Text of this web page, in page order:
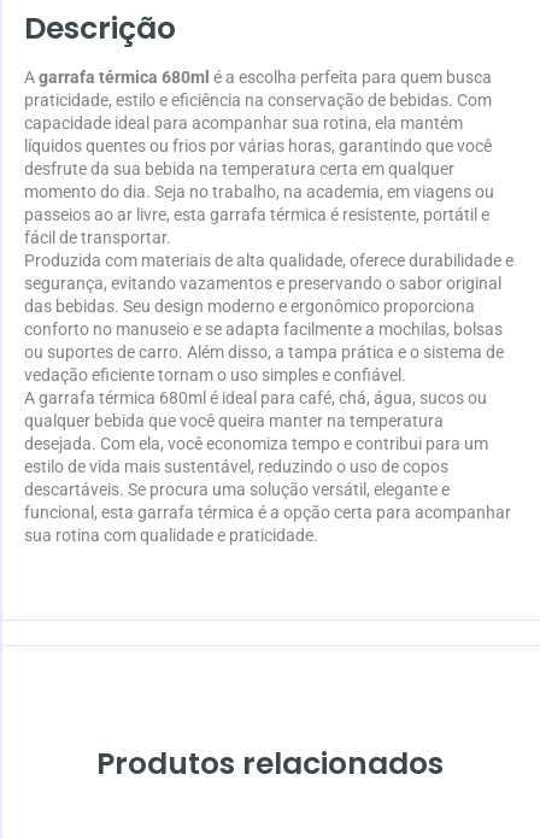
Descrição
Agarrafa térmica 680ml é a escolha perfeita para quem busca
praticidade, estilo e eficiência na conservação de bebidas. Com
capacidade ideal para acompanhar sua rotina, ela mantém
líquidos quentes ou frios por várias horas, garantindo que você
desfrute da sua bebida na temperatura certa em qualquer
momento do dia. Seja no trabalho, na academia, em viagens ou
passeios ao ar livre, esta garrafa térmica é resistente, portátil e
fácil de transportar.
Produzida com materiais de alta qualidade, oferece durabilidade e
segurança, evitando vazamentos e preservando o sabor original
das bebidas. Seu design moderno e ergonômico proporciona
conforto no manuseio e se adapta facilmente a mochilas, bolsas
ou suportes de carro. Além disso, a tampa prática e o sistema de
vedação eficiente tornam o uso simples e confiável.
A garrafa térmica 680ml é ideal para café, chá, água, sucos ou
qualquer bebida que você queira manter na temperatura
desejada. Com ela, você economiza tempo e contribui para um
estilo de vida mais sustentável, reduzindo o uso de copos
descartáveis. Se procura uma solução versátil, elegante e
funcional, esta garrafa térmica é a opção certa para acompanhar
sua rotina com qualidade e praticidade.
Produtos relacionados